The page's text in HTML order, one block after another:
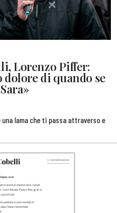
Lorenzo Piffer:
dolore di quando se
lama che ti passa attraverso e